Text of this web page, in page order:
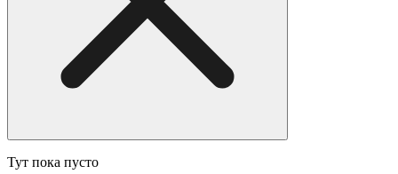
Тут пока пусто